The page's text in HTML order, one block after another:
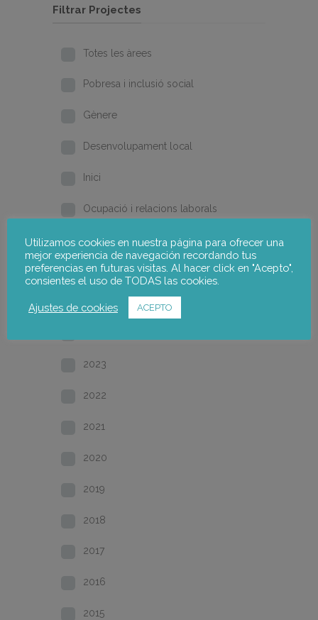
Filtrar Projectes
Totes les àrees
Pobresa i inclusió social
Gènere
Desenvolupament local
Inici
Ocupació i relacions laborals
Formació i qualificació
2026
2025
2023
2022
2021
2020
2019
2018
2017
2016
2015
Utilizamos cookies en nuestra página para ofrecer una
mejor experiencia de navegación recordando tus
preferencias en futuras visitas. Al hacer click en "Acepto",
consientes el uso de TODAS las cookies.
Ajustes de cookies ACEPTO